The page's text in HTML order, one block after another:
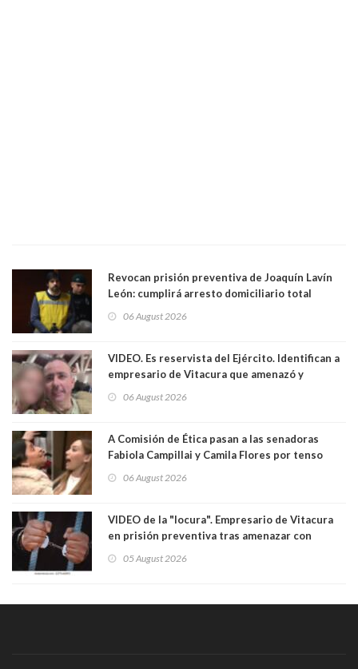
Revocan prisión preventiva de Joaquín Lavín
León: cumplirá arresto domiciliario total
06 August 2026
VIDEO. Es reservista del Ejército. Identifican a
empresario de Vitacura que amenazó y
al "ring raja". Se trata de Andrés Arrieta y la
06 August 2026
A Comisión de Ética pasan a las senadoras
Fabiola Campillai y Camila Flores por tenso
06 August 2026
VIDEO de la "locura". Empresario de Vitacura
en prisión preventiva tras amenazar con
Los persiguió en potente camioneta
05 August 2026